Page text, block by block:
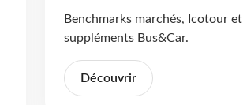
Benchmarks marchés, Icotour et
suppléments Bus&Car.
Découvrir